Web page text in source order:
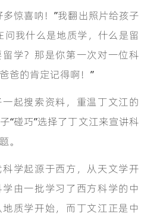
惊喜呐！”我翻出照片给孩子
问我什么是地质学，什么是留
学？那是你第一次对一位科
爸的肯定记得啊！”
搜索资料，重温丁文江的
“碰巧”选择了丁文江来宣讲科
。
学起源于西方，从天文学开
由一批学习了西方科学的中
质学开始，而丁文江正是中